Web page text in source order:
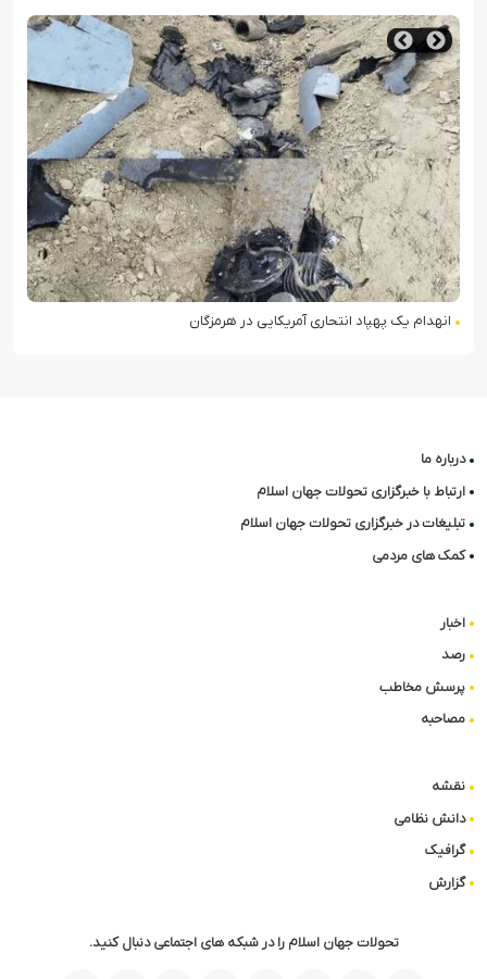
انهدام یک پهپاد انتحاری آمریکایی در هرمزگان
درباره ما
ارتباط با خبرگزاری تحولات جهان اسلام
تبلیغات در خبرگزاری تحولات جهان اسلام
کمک های مردمی
اخبار
رصد
پرسش مخاطب
مصاحبه
نقشه
دانش نظامی
گرافیک
گزارش
تحولات جهان اسلام را در شبکه های اجتماعی دنبال کنید.